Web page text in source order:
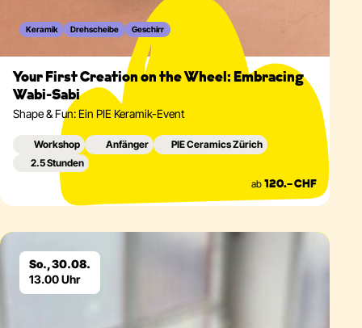
Keramik Drehscheibe Geschirr
Your First Creation on the Wheel: Embracing
Wabi-Sabi
Shape & Fun: Ein PIE Keramik-Event
Workshop Anfänger
PIE Ceramics Zürich
2.5 Stunden
ab 120.– CHF
So., 30.08.
13.00 Uhr